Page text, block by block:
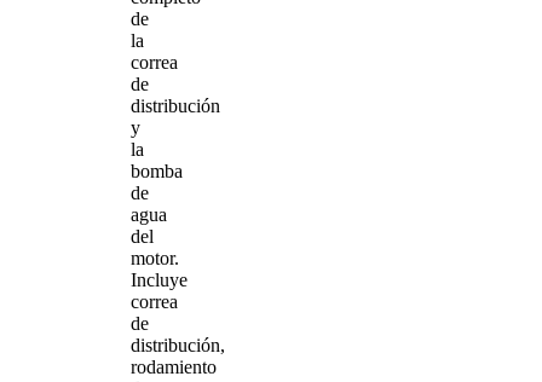
de
la
correa
de
distribución
y
la
bomba
de
agua
del
motor.
Incluye
correa
de
distribución,
rodamiento